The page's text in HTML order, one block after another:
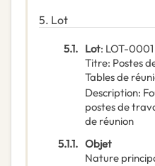
5. Lot
5.1. Lot: LOT-0001
Titre: Postes
Tables de
Description:
postes de
de réunion
5.1.1. Objet
Nature